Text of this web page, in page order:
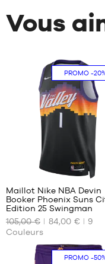
Vous
PROMO-
NOS
TAILLES
DISPONIBLES
19
Maillot Nike NBA Devin
Booker Phoenix Suns
Edition 25 Swingman
105,00 €
84,00 €
9
Couleurs
PROMO-